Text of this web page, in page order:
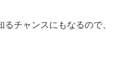
チャンスにもなるので、